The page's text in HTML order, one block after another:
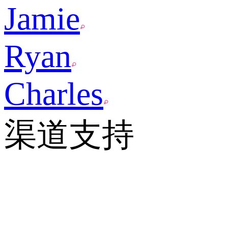
Jamie
Ryan
Charles
渠道支持